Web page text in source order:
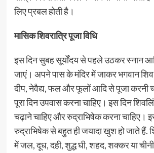
लिए प्रबल होती है।
मासिक शिवरात्रि पूजा विधि
इस दिन सुबह सूर्योंदय से पहले उठकर स्नान
जाएं। अपने पास के मंदिर में जाकर भगवान शिव
दीप, नेवैद्य, फल और फूलों आदि से पूजा करनी
पूरा दिन उपवास करना चाहिए। इस दिन
चढ़ाने चाहिए और रुद्राभिषेक करना चाहिए।
रुद्राभिषेक से बहुत ही जयादा खुश हो जाते हैं.
में जल, दूध, दही, शुद्ध घी, शहद, शक्कर या चीनी